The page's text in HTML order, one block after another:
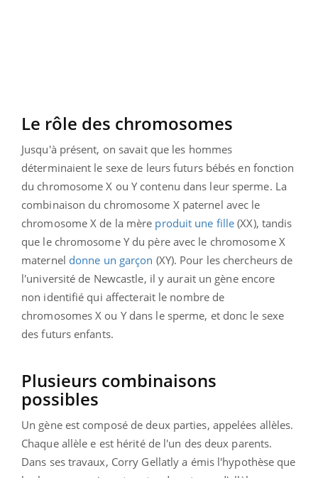
Le rôle des chromosomes
Jusqu'à présent, on savait que les hommes
déterminaient le sexe de leurs futurs bébés en fonction
du chromosome X ou Y contenu dans leur sperme. La
combinaison du chromosome X paternel avec le
chromosome X de la mère produit une fille (XX), tandis
que le chromosome Y du père avec le chromosome X
maternel donne un garçon (XY). Pour les chercheurs de
l'université de Newcastle, il y aurait un gène encore
non identifié qui affecterait le nombre de
chromosomes X ou Y dans le sperme, et donc le sexe
des futurs enfants.
Plusieurs combinaisons
possibles
Un gène est composé de deux parties, appelées allèles.
Chaque allèle e est hérité de l'un des deux parents.
Dans ses travaux, Corry Gellatly a émis l'hypothèse que